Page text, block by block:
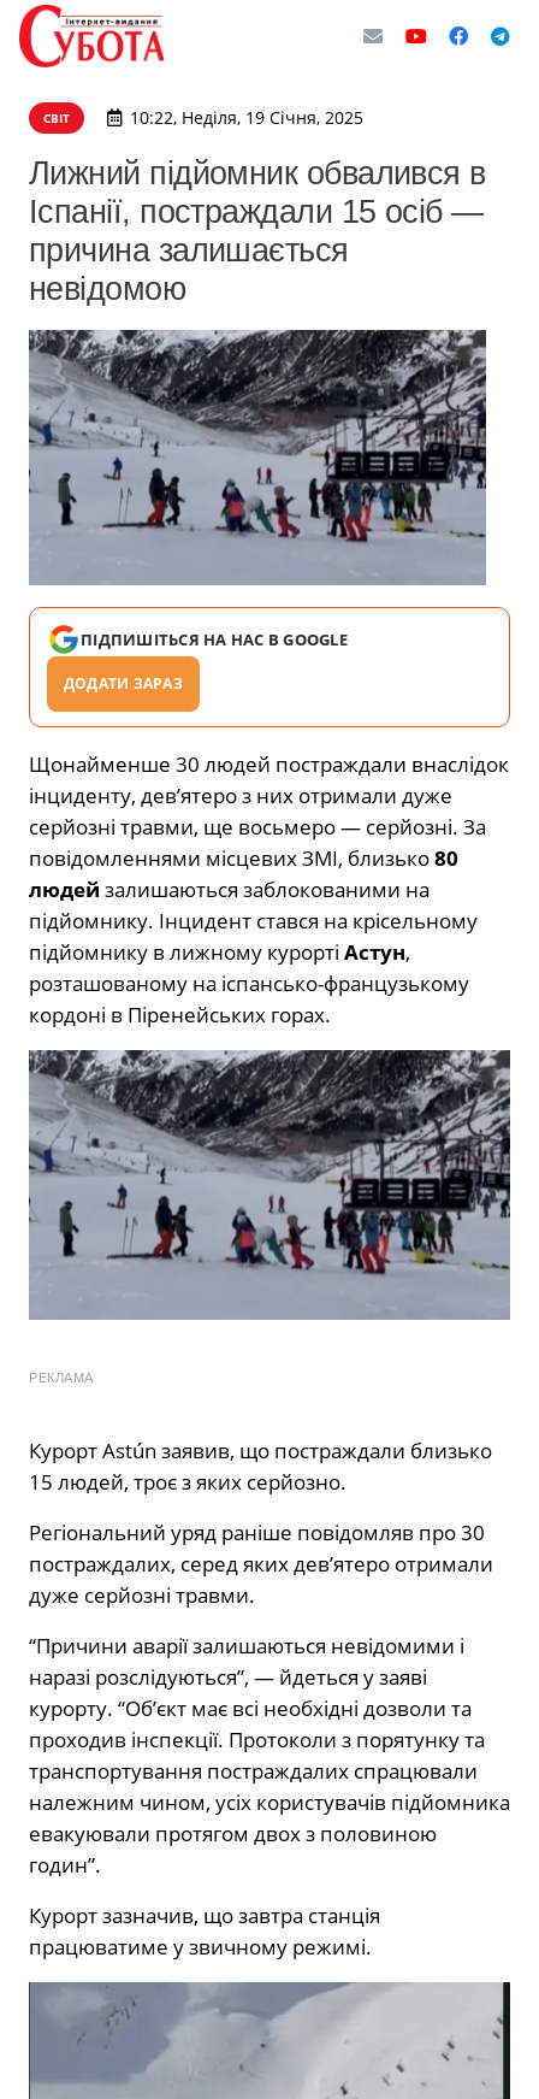
СВІТ 10:22, Неділя, 19 Січня, 2025
Лижний підйомник обвалився в
Іспанії, постраждали 15 осіб —
причина залишається
невідомою
ПІДПИШІТЬСЯ НА НАС В GOOGLE
ДОДАТИ ЗАРАЗ
Щонайменше 30 людей постраждали внаслідок
інциденту, дев’ятеро з них отримали дуже
серйозні травми, ще восьмеро — серйозні. За
повідомленнями місцевих ЗМІ, близько80
людей залишаються заблокованими на
підйомнику. Інцидент стався на крісельному
підйомнику в лижному курорті Астун,
розташованому на іспансько-французькому
кордоні в Піренейських горах.
РЕКЛАМА
Курорт Astún заявив, що постраждали близько
15 людей, троє з яких серйозно.
Регіональний уряд раніше повідомляв про 30
постраждалих, серед яких дев’ятеро отримали
дуже серйозні травми.
“Причини аварії залишаються невідомими і
наразі розслідуються”, — йдеться у заяві
курорту. “Об’єкт має всі необхідні дозволи та
проходив інспекції. Протоколи з порятунку та
транспортування постраждалих спрацювали
належним чином, усіх користувачів підйомника
евакуювали протягом двох з половиною
годин”.
Курорт зазначив, що завтра станція
працюватиме у звичному режимі.